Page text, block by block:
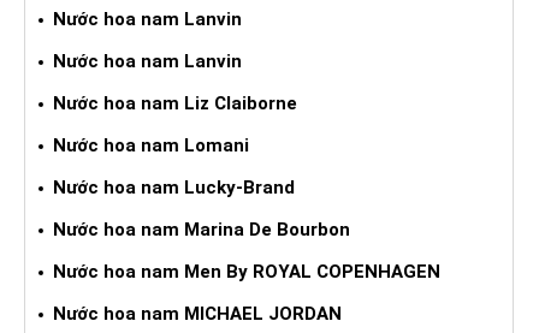
Nước hoa nam Lanvin
Nước hoa nam Lanvin
Nước hoa nam Liz Claiborne
Nước hoa nam Lomani
Nước hoa nam Lucky-Brand
Nước hoa nam Marina De Bourbon
Nước hoa nam Men By ROYAL COPENHAGEN
Nước hoa nam MICHAEL JORDAN